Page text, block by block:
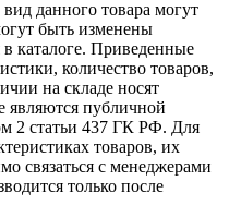
данного товара могут
быть изменены
каталоге. Приведенные
количество товаров,
на складе носят
являются публичной
2 статьи 437 ГК РФ. Для
товаров, их
связаться с менеджерами
только после